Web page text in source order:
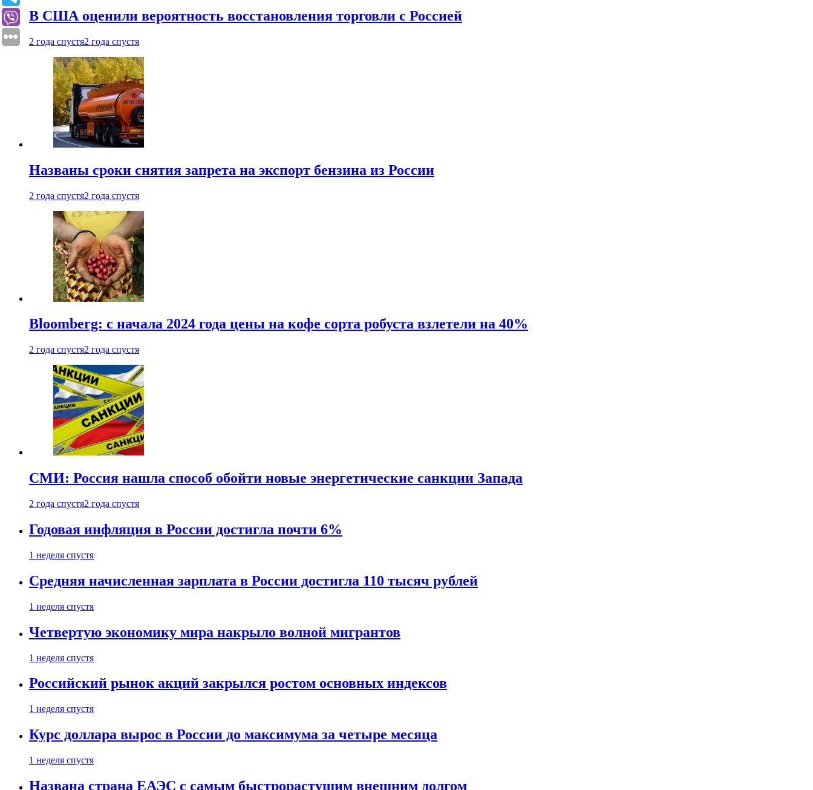
В США оценили вероятность восстановления торговли с Россией
2 года спустя2 года спустя
Названы сроки снятия запрета на экспорт бензина из России
2 года спустя2 года спустя
Bloomberg: с начала 2024 года цены на кофе сорта робуста взлетели на 40%
2 года спустя2 года спустя
СМИ: Россия нашла способ обойти новые энергетические санкции Запада
2 года спустя2 года спустя
Годовая инфляция в России достигла почти 6%
1 неделя спустя
Средняя начисленная зарплата в России достигла 110 тысяч рублей
1 неделя спустя
Четвертую экономику мира накрыло волной мигрантов
1 неделя спустя
Российский рынок акций закрылся ростом основных индексов
1 неделя спустя
Курс доллара вырос в России до максимума за четыре месяца
1 неделя спустя
Названа страна ЕАЭС с самым быстрорастущим внешним долгом